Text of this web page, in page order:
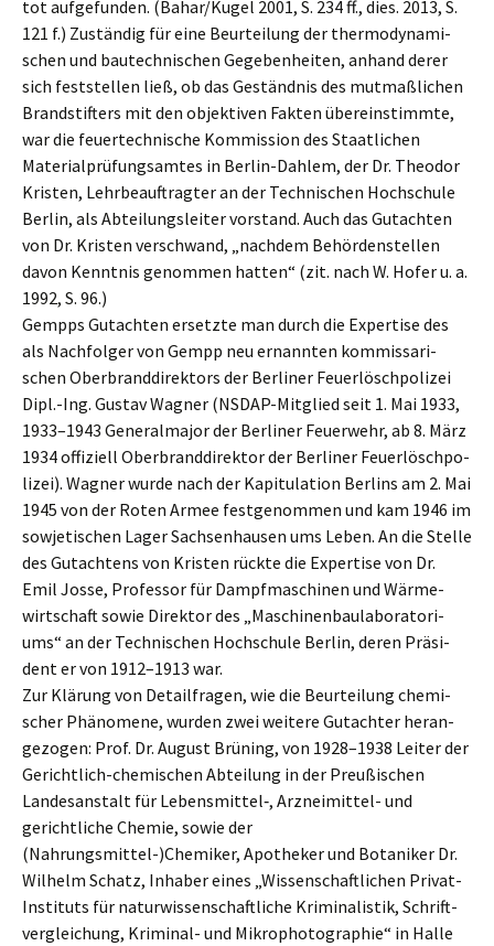
tot aufge­fun­den. (Bahar/Kugel 2001, S. 234 ff., dies. 2013, S.
121 f.) Zustän­dig für eine Beurtei­lung der thermo­dy­na­mi­
schen und bautech­ni­schen Gegeben­hei­ten, anhand derer
sich feststel­len ließ, ob das Geständ­nis des mutmaß­li­chen
Brand­stif­ters mit den objek­ti­ven Fakten überein­stimm­te,
war die feuer­tech­ni­sche Kommis­si­on des Staat­li­chen
Materi­al­prü­fungs­am­tes in Berlin-Dahlem, der Dr. Theodor
Kristen, Lehrbe­auf­trag­ter an der Techni­schen Hochschu­le
Berlin, als Abtei­lungs­lei­ter vorstand. Auch das Gutach­ten
von Dr. Kristen verschwand, „nachdem Behör­den­stel­len
davon Kennt­nis genom­men hatten“ (zit. nach W. Hofer u. a.
1992, S. 96.)
Gempps Gutach­ten ersetz­te man durch die Exper­ti­se des
als Nachfol­ger von Gempp neu ernann­ten kommis­sa­ri­
schen Oberbrand­di­rek­tors der Berli­ner Feuer­lösch­po­li­zei
Dipl.-Ing. Gustav Wagner (NSDAP-Mitglied seit 1. Mai 1933,
1933–1943 General­ma­jor der Berli­ner Feuer­wehr, ab 8. März
1934 offizi­ell Oberbrand­di­rek­tor der Berli­ner Feuer­lösch­po­
li­zei). Wagner wurde nach der Kapitu­la­ti­on Berlins am 2. Mai
1945 von der Roten Armee festge­nom­men und kam 1946 im
sowje­ti­schen Lager Sachsen­hau­sen ums Leben. An die Stelle
des Gutach­tens von Kristen rückte die Exper­ti­se von Dr.
Emil Josse, Profes­sor für Dampf­ma­schi­nen und Wärme­
wirt­schaft sowie Direk­tor des „Maschi­nen­bau­la­bo­ra­to­ri­
ums“ an der Techni­schen Hochschu­le Berlin, deren Präsi­
dent er von 1912–1913 war.
Zur Klärung von Detail­fra­gen, wie die Beurtei­lung chemi­
scher Phäno­me­ne, wurden zwei weite­re Gutach­ter heran­
ge­zo­gen: Prof. Dr. August Brüning, von 1928–1938 Leiter der
Gericht­lich-chemi­schen Abtei­lung in der Preußi­schen
Landes­an­stalt für Lebensmittel‑, Arznei­mit­tel- und
gericht­li­che Chemie, sowie der
(Nahrungsmittel-)Chemiker, Apothe­ker und Botani­ker Dr.
Wilhelm Schatz, Inhaber eines „Wissen­schaft­li­chen Privat-
Insti­tuts für natur­wis­sen­schaft­li­che Krimi­na­lis­tik, Schrift­
ver­glei­chung, Krimi­nal- und Mikro­pho­to­gra­phie“ in Halle